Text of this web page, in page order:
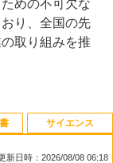
めの不可欠な
り、全国の先
取り組みを推
新日時：2026/08/08 06:18
サイエンス